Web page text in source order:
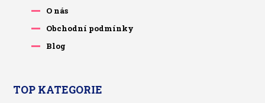
O nás
Obchodní podmínky
Blog
TOP KATEGORIE